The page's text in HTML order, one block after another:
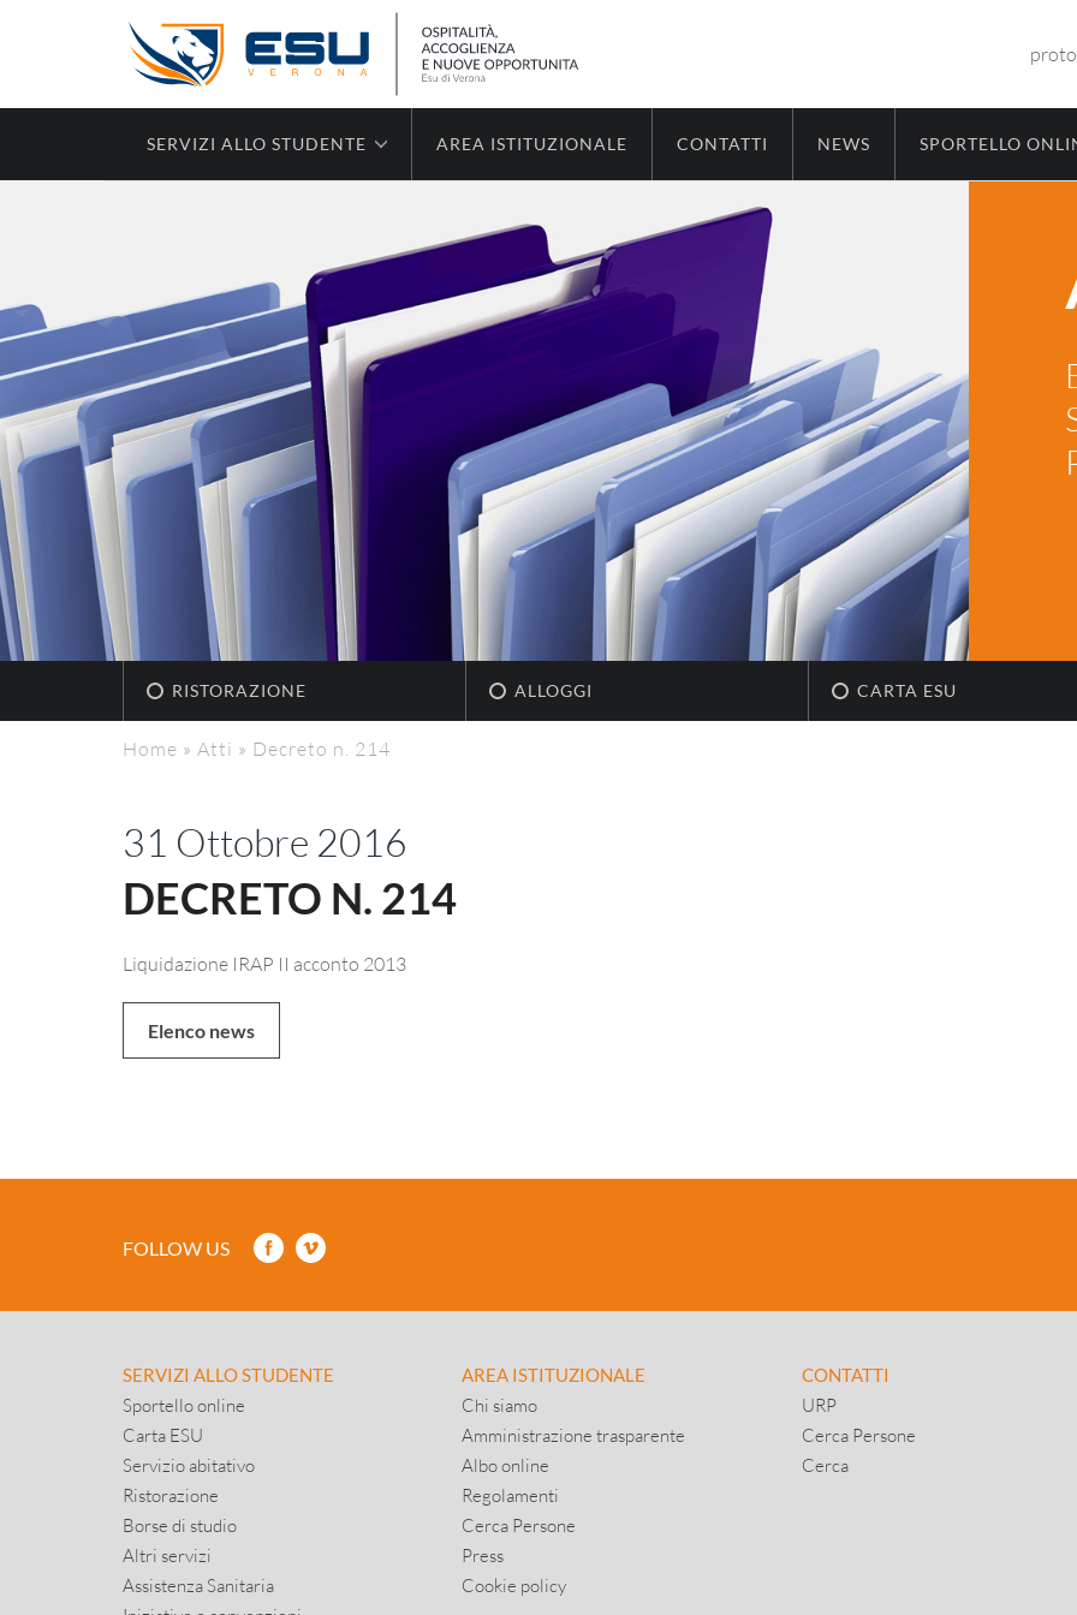
SERVIZI ALLO STUDENTE AREA ISTITUZIONALE CONTATTI NEWS SPORTELLO
RISTORAZIONE ALLOGGI CARTA ESU
Home » Atti » Decreto n. 214
31 Ottobre 2016
DECRETO N. 214
Liquidazione IRAP II acconto 2013
Elenco news
FOLLOW US
SERVIZI ALLO STUDENTE
Sportello online
Carta ESU
Servizio abitativo
Ristorazione
Borse di studio
Altri servizi
Assistenza Sanitaria
AREA ISTITUZIONALE
Chi siamo
Amministrazione trasparente
Albo online
Regolamenti
Cerca Persone
Press
Cookie policy
CONTATTI
URP
Cerca Persone
Cerca